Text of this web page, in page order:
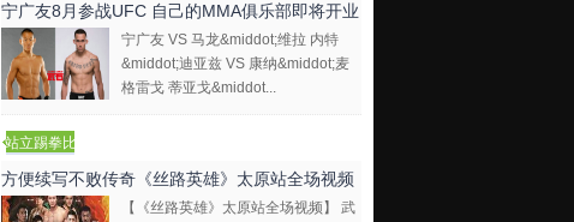
宁广友8月参战UFC 自己的MMA俱乐部即将开业
宁广友 VS 马龙&middot;维拉 内特
&middot;迪亚兹 VS 康纳&middot;麦
格雷戈 蒂亚戈&middot...
站立踢拳比
赛视频
方便续写不败传奇《丝路英雄》太原站全场视频
【《丝路英雄》太原站全场视频】 武